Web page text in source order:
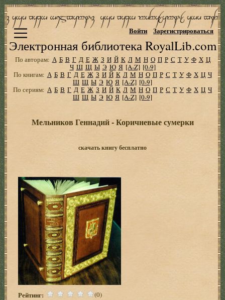
Электронная библиотека RoyalLib.com
Войти Зарегистрироваться
По авторам: А Б В Г Д Е Ж З И Й К Л М Н О П Р С Т У Ф Х Ц
Ч Ш Щ Ы Э Ю Я [A-Z] [0-9]
По книгам: А Б В Г Д Е Ж З И Й К Л М Н О П Р С Т У Ф Х Ц Ч
Ш Щ Ы Э Ю Я [A-Z] [0-9]
По сериям: А Б В Г Д Е Ж З И Й К Л М Н О П Р С Т У Ф Х Ц Ч
Ш Щ Ы Э Ю Я [A-Z] [0-9]
Мельников Геннадий - Коричневые сумерки
скачать книгу бесплатно
Рейтинг: (0)